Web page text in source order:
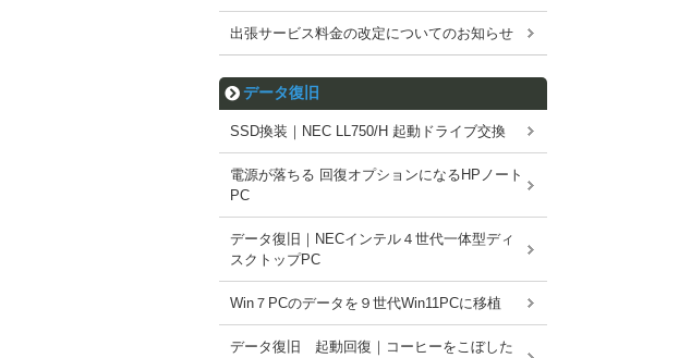
出張サービス料金の改定についてのお知らせ
データ復旧
SSD換装｜NEC LL750/H 起動ドライブ交換
電源が落ちる 回復オプションになるHPノート
PC
データ復旧｜NECインテル４世代一体型ディ
スクトップPC
Win７PCのデータを９世代Win11PCに移植
データ復旧 起動回復｜コーヒーをこぼした